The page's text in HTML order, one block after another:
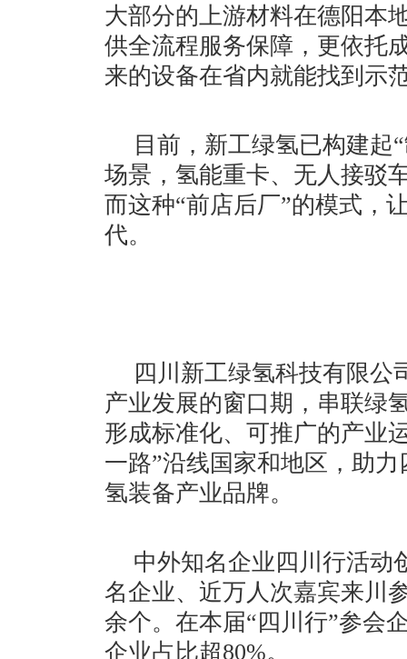
大部分的上游材料在德阳本
供全流程服务保障，更依托
来的设备在省内就能找到示
目前，新工绿氢已构建
场景，氢能重卡、无人接驳
而这种“前店后厂”的模式，
代。
四川新工绿氢科技有限公
产业发展的窗口期，串联绿
形成标准化、可推广的产业
一路”沿线国家和地区，助
氢装备产业品牌。
中外知名企业四川行活动
名企业、近万人次嘉宾来川
余个。在本届“四川行”参会
企业占比超80%。